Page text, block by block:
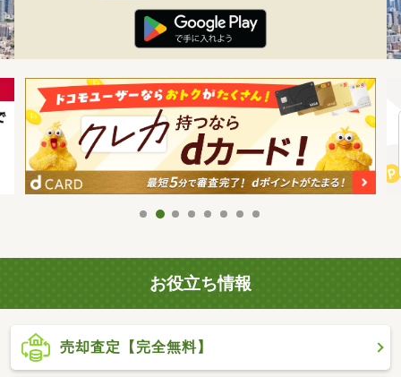
お役立ち情報
売却査定【完全無料】